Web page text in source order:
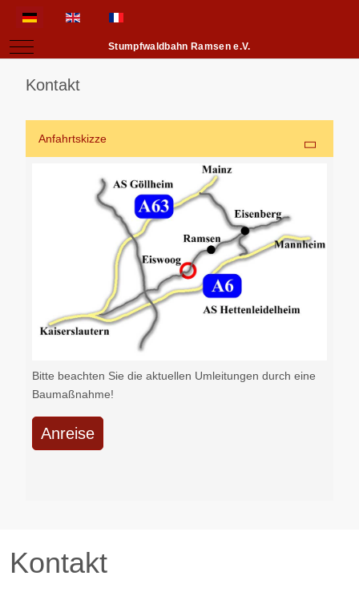
Sprache auswählen
Mobile Menu ToggleStumpfwaldbahn Ramsen e.V.
Kontakt
Anfahrtskizze
Bitte beachten Sie die aktuellen Umleitungen durch eine
Baumaßnahme!
Anreise
Kontakt